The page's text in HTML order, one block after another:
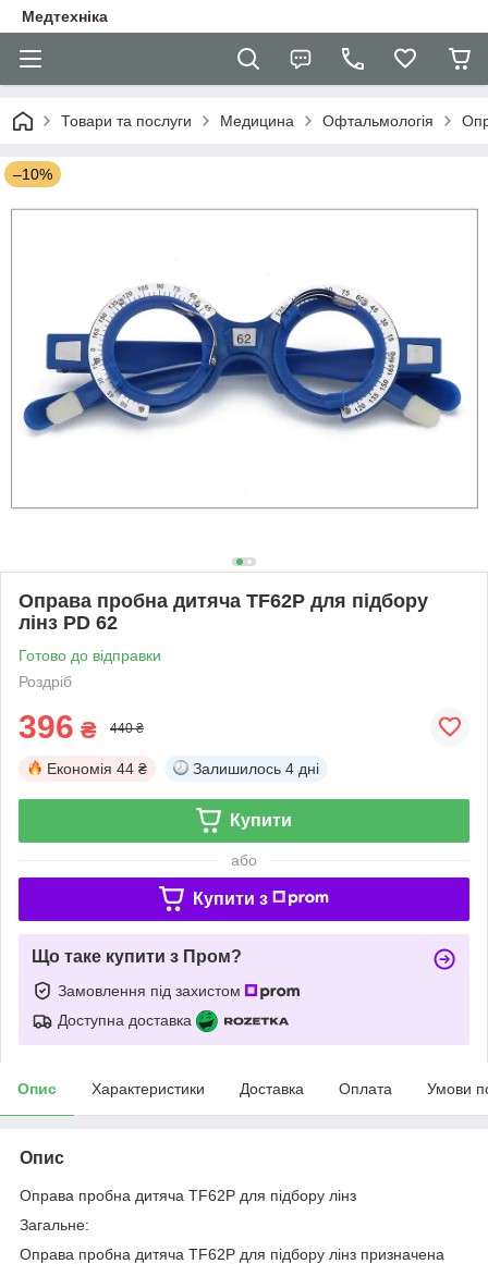
Медтехніка
Товари та послуги Медицина Офтальмологія
–10%
Оправа пробна дитяча TF62P для підбору
лінз PD 62
Готово до відправки
Роздріб
396 ₴ 440 ₴
Економія 44 ₴ Залишилось 4 дні
Купити
або
Купити з
Що таке купити з Пром?
Замовлення під захистом
Доступна доставка
Опис Характеристики Доставка Оплата Умови
Опис
Оправа пробна дитяча TF62P для підбору лінз
Загальне:
Оправа пробна дитяча TF62P для підбору лінз призначена